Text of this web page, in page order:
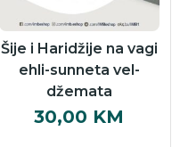
Šije i Haridžije na vagi
ehli-sunneta vel-
džemata
30,00 KM